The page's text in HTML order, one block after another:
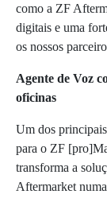
como a ZF
digitais e uma
os nossos
Agente de Voz
oficinas
Um dos
para o ZF
transforma a
Aftermarket